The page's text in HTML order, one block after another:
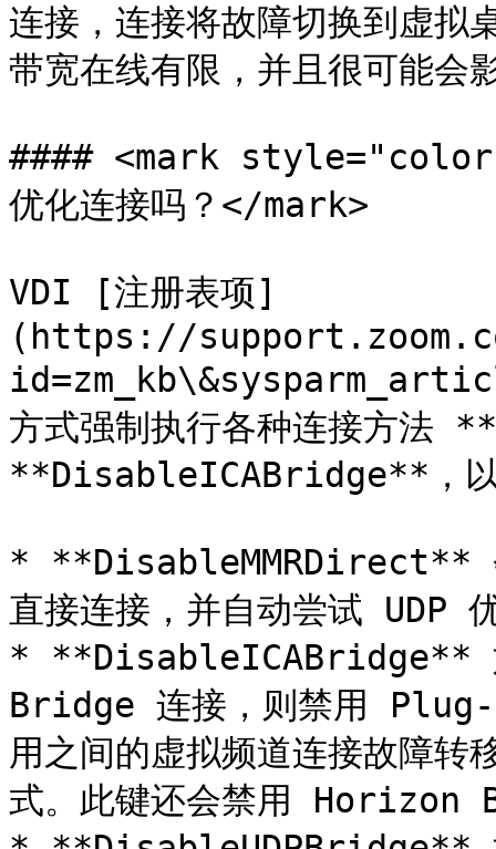
连接，连接将故障切换到虚拟
带宽在线有限，并且很可能会
#### <mark style="color:
优化连接吗？</mark>
VDI [注册表项]
(https://
方式强制执行各种连接方
**DisableICABridge**，
* **DisableMMRDirect**
直接连接，并自动尝试 UDP
* **DisableICABridge** 如
Bridge 连接，则禁用
用之间的虚拟频道连接故障转
式。此键还会禁用 Horizon